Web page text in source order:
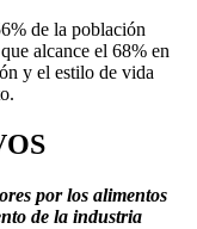
de la población
alcance el 68% en
y el estilo de vida
por los alimentos
de la industria